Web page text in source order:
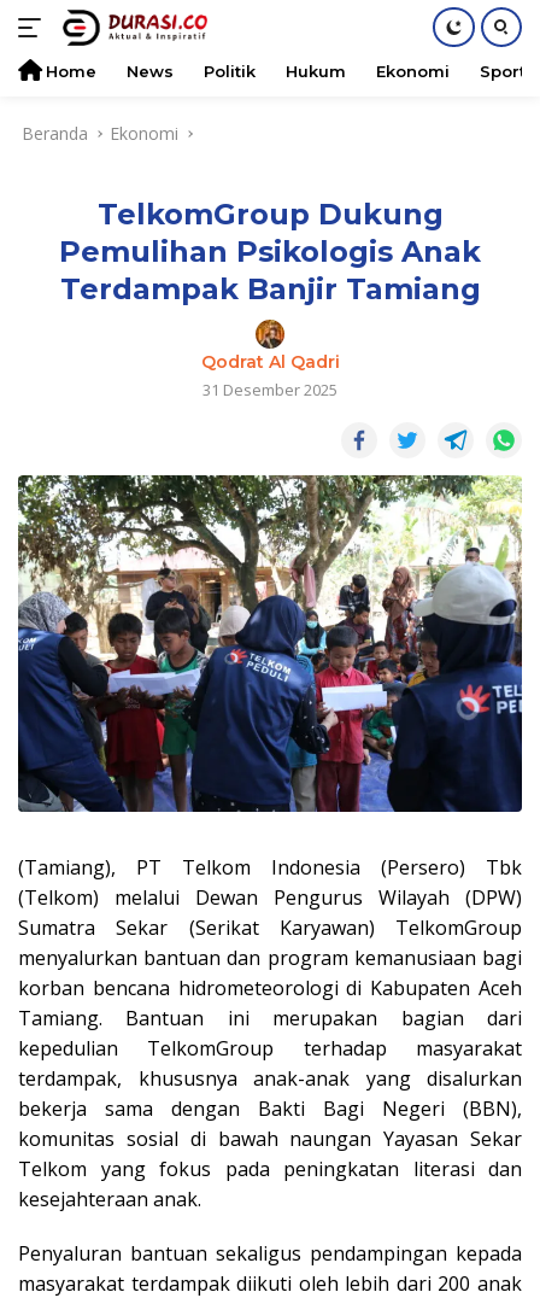
Home News Politik Hukum Ekonomi Sports
Beranda Ekonomi
TelkomGroup Dukung
Pemulihan Psikologis Anak
Terdampak Banjir Tamiang
Qodrat Al Qadri
31 Desember 2025
(Tamiang), PT Telkom Indonesia (Persero) Tbk
(Telkom) melalui Dewan Pengurus Wilayah (DPW)
Sumatra Sekar (Serikat Karyawan) TelkomGroup
menyalurkan bantuan dan program kemanusiaan bagi
korban bencana hidrometeorologi di Kabupaten Aceh
Tamiang. Bantuan ini merupakan bagian dari
kepedulian TelkomGroup terhadap masyarakat
terdampak, khususnya anak-anak yang disalurkan
bekerja sama dengan Bakti Bagi Negeri (BBN),
komunitas sosial di bawah naungan Yayasan Sekar
Telkom yang fokus pada peningkatan literasi dan
kesejahteraan anak.
Penyaluran bantuan sekaligus pendampingan kepada
masyarakat terdampak diikuti oleh lebih dari 200 anak